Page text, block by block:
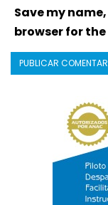
Save my
browser for